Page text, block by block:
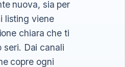
nuova, sia per
listing viene
chiara che ti
seri. Dai canali
copre ogni